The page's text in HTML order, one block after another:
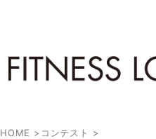
HOME > コンテスト >